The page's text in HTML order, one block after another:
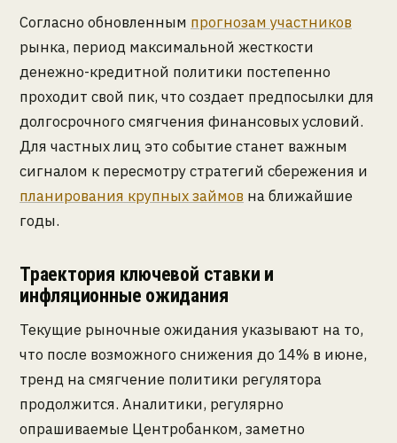
Согласно обновленным прогнозам участников
рынка, период максимальной жесткости
денежно-кредитной политики постепенно
проходит свой пик, что создает предпосылки для
долгосрочного смягчения финансовых условий.
Для частных лиц это событие станет важным
сигналом к пересмотру стратегий сбережения и
планирования крупных займов на ближайшие
годы.
Траектория ключевой ставки и
инфляционные ожидания
Текущие рыночные ожидания указывают на то,
что после возможного снижения до 14% в июне,
тренд на смягчение политики регулятора
продолжится. Аналитики, регулярно
опрашиваемые Центробанком, заметно